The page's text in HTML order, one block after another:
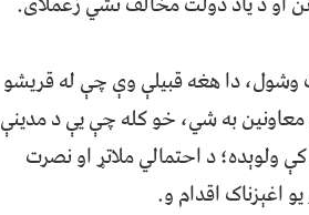
وشول، دا هغه قبیلې وې چې له قریشو
معاونین به شي، خو کله چې یې د مدینې
ولوېده؛ د احتمالي ملاتړ او نصرت
اغېزناک اقدام و.